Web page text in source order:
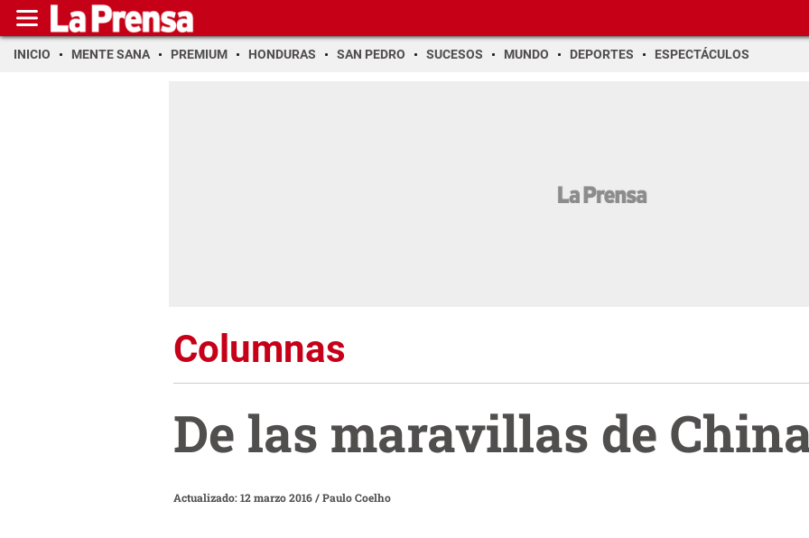
INICIO MENTE SANA PREMIUM HONDURAS SAN PEDRO SUCESOS MUNDO DEPORTES ESPECTÁCULOS
Columnas
De las maravillas de
Actualizado: 12 marzo 2016/Paulo Coelho